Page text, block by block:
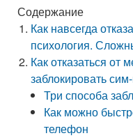
Содержание
Как навсегда
психология.
Как отказаться от
заблокировать
Три способа
Как можно
телефон